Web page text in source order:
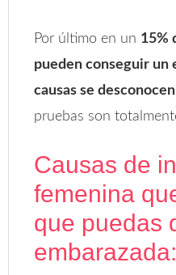
Por último en un 15%
pueden conseguir un
causas se desconocen
pruebas son
Causas de
femenina
que puedas
embarazada: